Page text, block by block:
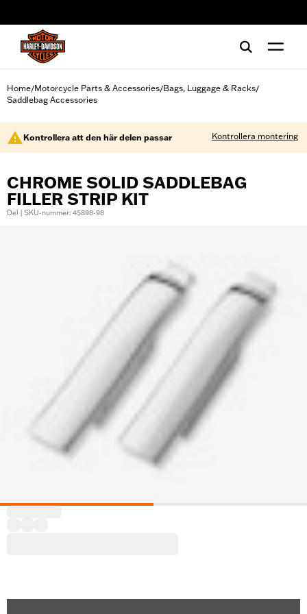
Home/Motorcycle Parts & Accessories/Bags, Luggage & Racks/
Saddlebag Accessories
Kontrollera att den här delen passar Kontrollera montering
CHROME SOLID SADDLEBAG
FILLER STRIP KIT
Del | SKU-nummer: 45898-98